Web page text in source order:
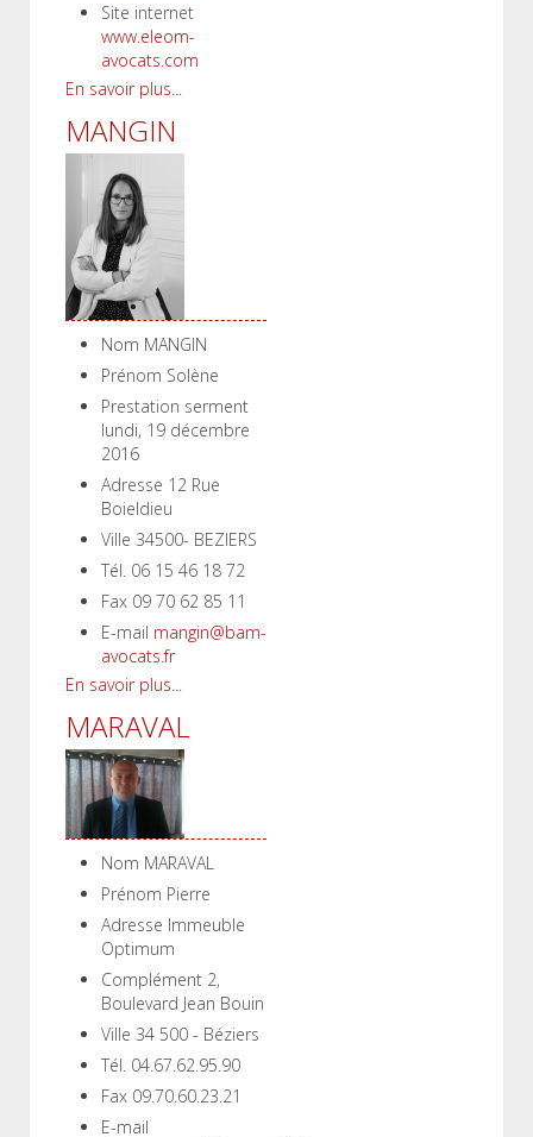
Site internet
www.eleom-
avocats.com
En savoir plus...
MANGIN
Nom MANGIN
Prénom Solène
Prestation serment
lundi, 19 décembre
2016
Adresse 12 Rue
Boieldieu
Ville 34500- BEZIERS
Tél. 06 15 46 18 72
Fax 09 70 62 85 11
E-mail mangin@bam-
avocats.fr
En savoir plus...
MARAVAL
Nom MARAVAL
Prénom Pierre
Adresse Immeuble
Optimum
Complément 2,
Boulevard Jean Bouin
Ville 34 500 - Béziers
Tél. 04.67.62.95.90
Fax 09.70.60.23.21
E-mail